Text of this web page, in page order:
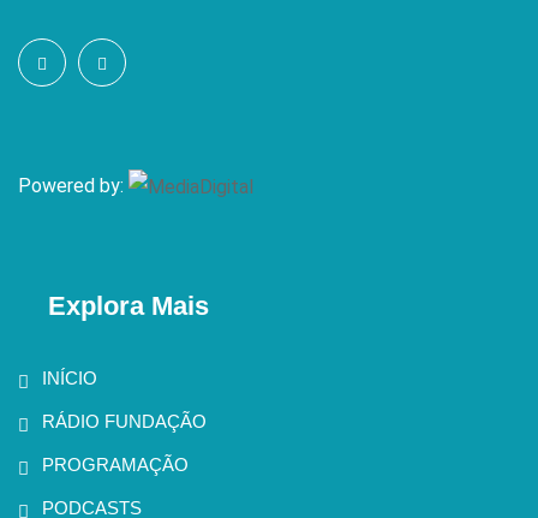
Powered by:
Explora Mais
INÍCIO
RÁDIO FUNDAÇÃO
PROGRAMAÇÃO
PODCASTS